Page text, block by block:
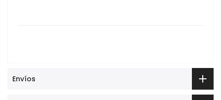
Envíos